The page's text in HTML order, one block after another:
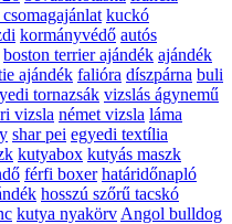
kuckó
kormányvédő autós
boston terrier ajándék ajándék
ajándék falióra díszpárna buli
tornazsák vizslás ágynemű
vizsla német vizsla láma
shar pei egyedi textília
kutyabox kutyás maszk
férfi boxer határidőnapló
hosszú szőrű tacskó
kutya nyakörv Angol bulldog